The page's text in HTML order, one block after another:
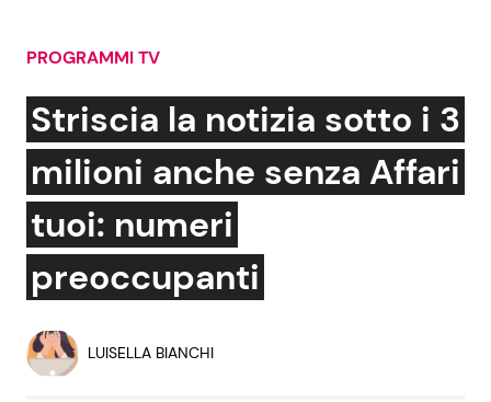
Cerca:
News e Cronaca
Attualità Italiana
Economia
Gossip e TV
Bellezze VIP
PROGRAMMI TV
Striscia la notizia sotto i 3
milioni anche senza Affari
tuoi: numeri
preoccupanti
LUISELLA BIANCHI